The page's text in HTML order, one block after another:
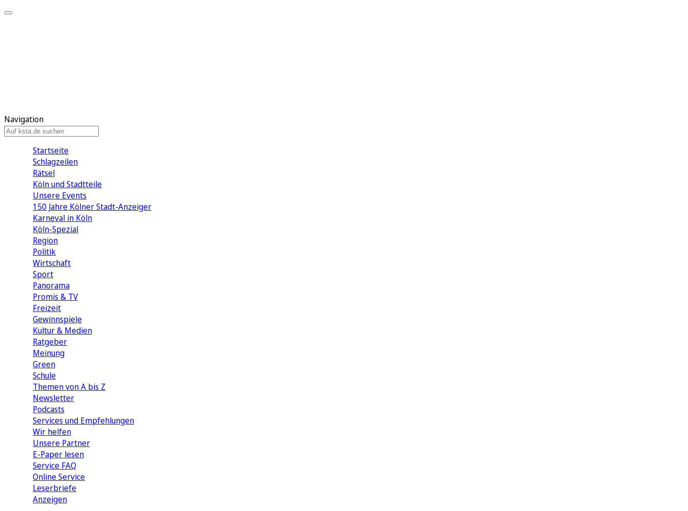
Navigation
Startseite
Schlagzeilen
Rätsel
Köln und Stadtteile
Unsere Events
150 Jahre Kölner Stadt-Anzeiger
Karneval in Köln
Köln-Spezial
Region
Politik
Wirtschaft
Sport
Panorama
Promis & TV
Freizeit
Gewinnspiele
Kultur & Medien
Ratgeber
Meinung
Green
Schule
Themen von A bis Z
Newsletter
Podcasts
Services und Empfehlungen
Wir helfen
Unsere Partner
E-Paper lesen
Service FAQ
Online Service
Leserbriefe
Anzeigen